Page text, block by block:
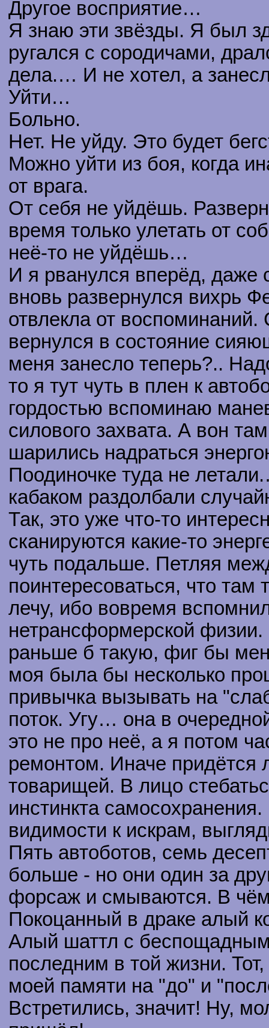
Другое восприятие…
Я знаю эти звёзды. Я был
ругался с сородичами,
дела.… И не хотел, а
Уйти…
Больно.
Нет. Не уйду. Это будет
Можно уйти из боя, когда
от врага.
От себя не уйдёшь.
время только улетать от
неё-то не уйдёшь…
И я рванулся вперёд, даже
вновь развернулся вихрь
отвлекла от
вернулся в состояние
меня занесло теперь?..
то я тут чуть в плен к
гордостью вспоминаю
силового захвата. А вон
шарились надраться
Поодиночке туда не
кабаком раздолбали
Так, это уже что-то
сканируются какие-то
чуть подальше. Петляя
поинтересоваться, что там
лечу, ибо вовремя
нетрансформерской
раньше б такую, фиг бы
моя была бы несколько
привычка вызывать на
поток. Угу… она в
это не про неё, а я потом
ремонтом. Иначе придётся
товарищей. В лицо
инстинкта
видимости к искрам,
Пять автоботов, семь
больше - но они один за
форсаж и смываются. В
Покоцанный в драке алый
Алый шаттл с
последним в той жизни.
моей памяти на "до" и
Встретились, значит! Ну,